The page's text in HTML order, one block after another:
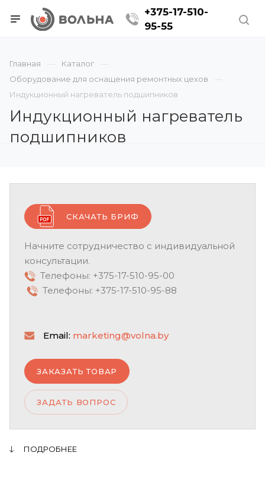
+375-17-510-
95-55
Главная
Каталог
Оборудование для оснащения ремонтных цехов
Индукционный нагреватель подшипников
Индукционный нагреватель
подшипников
СКАЧАТЬ БРИФ
Начните сотрудничество с индивидуальной
консультации.
Телефоны: +375-17-510-95-00
Телефоны: +375-17-510-95-88
Email: marketing@volna.by
ЗАКАЗАТЬ ТОВАР
ЗАДАТЬ ВОПРОС
ПОДРОБНЕЕ